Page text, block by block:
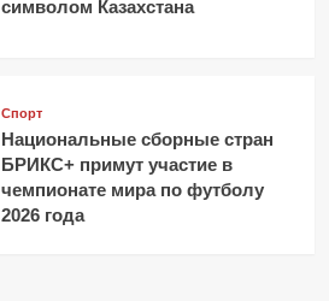
символом Казахстана
Спорт
Национальные сборные стран
БРИКС+ примут участие в
чемпионате мира по футболу
2026 года